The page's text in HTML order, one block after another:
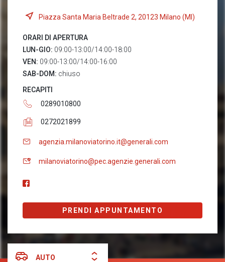
Piazza Santa Maria Beltrade 2, 20123 Milano (MI)
ORARI DI APERTURA
LUN-GIO: 09:00-13:00/14:00-18:00
VEN: 09:00-13:00/14:00-16:00
SAB-DOM: chiuso
RECAPITI
0289010800
0272021899
agenzia.milanoviatorino.it@generali.com
milanoviatorino@pec.agenzie.generali.com
PRENDI APPUNTAMENTO
AUTO